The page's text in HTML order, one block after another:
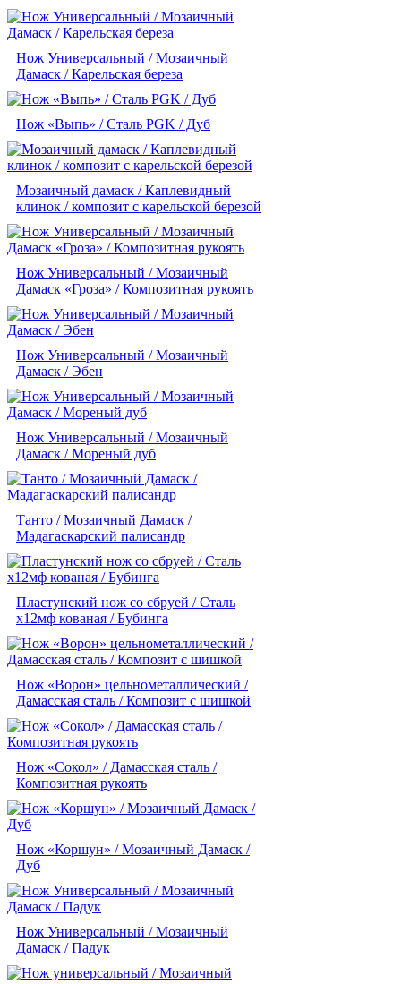
Нож Универсальный / Мозаичный
Дамаск / Карельская береза
Нож «Выпь» / Сталь PGK / Дуб
Мозаичный дамаск / Каплевидный
клинок / композит с карельской березой
Нож Универсальный / Мозаичный
Дамаск «Гроза» / Композитная рукоять
Нож Универсальный / Мозаичный
Дамаск / Эбен
Нож Универсальный / Мозаичный
Дамаск / Мореный дуб
Танто / Мозаичный Дамаск /
Мадагаскарский палисандр
Пластунский нож со сбруей / Сталь
х12мф кованая / Бубинга
Нож «Ворон» цельнометаллический /
Дамасская сталь / Композит с шишкой
Нож «Сокол» / Дамасская сталь /
Композитная рукоять
Нож «Коршун» / Мозаичный Дамаск /
Дуб
Нож Универсальный / Мозаичный
Дамаск / Падук